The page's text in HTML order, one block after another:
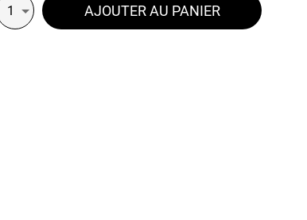
1 AJOUTER AU PANIER